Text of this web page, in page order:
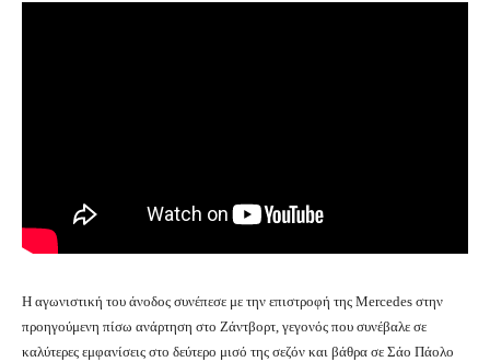
Η αγωνιστική του άνοδος συνέπεσε με την επιστροφή της Mercedes στην
προηγούμενη πίσω ανάρτηση στο Ζάντβορτ, γεγονός που συνέβαλε σε
καλύτερες εμφανίσεις στο δεύτερο μισό της σεζόν και βάθρα σε Σάο Πάολο